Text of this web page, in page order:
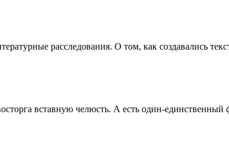
расследования. О том, как создавались
вставную челюсть. А есть один-единственный